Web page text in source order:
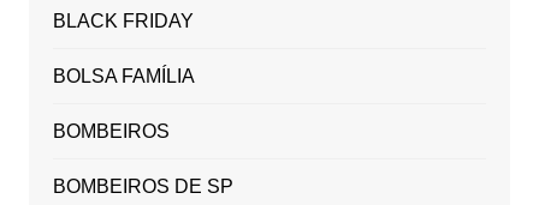
BLACK FRIDAY
BOLSA FAMÍLIA
BOMBEIROS
BOMBEIROS DE SP